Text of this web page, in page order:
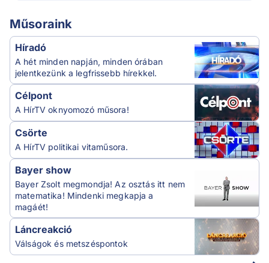
Műsoraink
Híradó
A hét minden napján, minden órában
jelentkezünk a legfrissebb hírekkel.
Célpont
A HírTV oknyomozó műsora!
Csörte
A HírTV politikai vitaműsora.
Bayer show
Bayer Zsolt megmondja! Az osztás itt nem
matematika! Mindenki megkapja a
magáét!
Láncreakció
Válságok és metszéspontok